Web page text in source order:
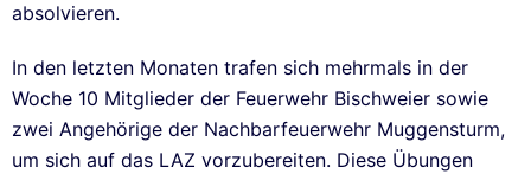
absolvieren.
In den letzten Monaten trafen sich mehrmals in der
Woche 10 Mitglieder der Feuerwehr Bischweier sowie
zwei Angehörige der Nachbarfeuerwehr Muggensturm,
um sich auf das LAZ vorzubereiten. Diese Übungen